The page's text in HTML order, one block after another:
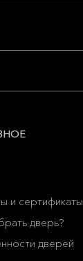
и сертификаты
дверь?
дверей